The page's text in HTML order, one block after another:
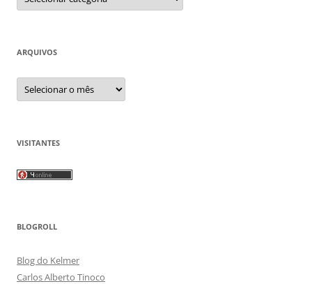
ARQUIVOS
Arquivos
VISITANTES
BLOGROLL
Blog do Kelmer
Carlos Alberto Tinoco